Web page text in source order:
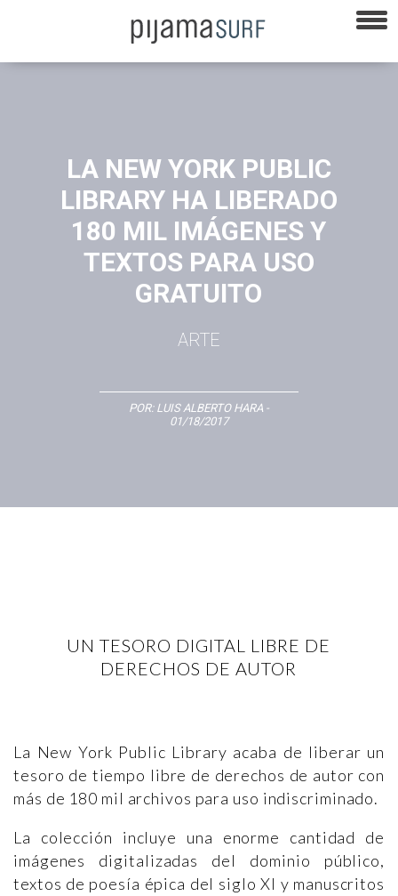
LA NEW YORK PUBLIC
LIBRARY HA LIBERADO
180 MIL IMÁGENES Y
TEXTOS PARA USO
GRATUITO
ARTE
POR: LUIS ALBERTO HARA-
01/18/2017
UN TESORO DIGITAL LIBRE DE
DERECHOS DE AUTOR
La New York Public Library acaba de liberar un
tesoro de tiempo libre de derechos de autor con
más de 180 mil archivos para uso indiscriminado.
La colección incluye una enorme cantidad de
imágenes digitalizadas del dominio público,
textos de poesía épica del siglo XI y manuscritos